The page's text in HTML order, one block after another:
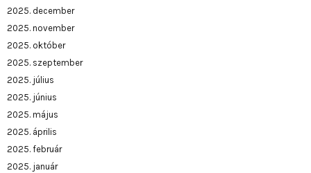
2025. december
2025. november
2025. október
2025. szeptember
2025. július
2025. június
2025. május
2025. április
2025. február
2025. január